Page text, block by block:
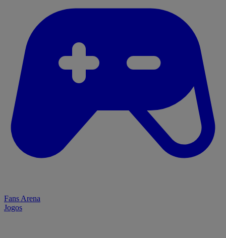
Fans Arena
Jogos